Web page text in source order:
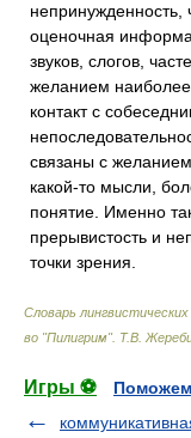
непринужденность,
оценочная
звуков, слогов,
желанием
контакт с
связаны с
какой-то мысли,
понятие. Именно
прерывистость и
точки зрения.
Словарь
во "Пилигрим". Т.В.
Игры ⚽